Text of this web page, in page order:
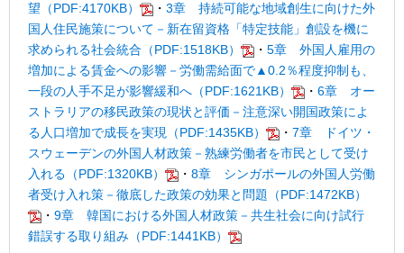
望（PDF:4170KB）
・ 3章 持続可能な地域創生に向けた外
国人住民施策について－新在留資格「特定技能」創設を機に
求められる社会統合（PDF:1518KB）
・ 5章 外国人雇用の
増加による賃金への影響－労働需給面で▲0.2％程度抑制も、
一段の人手不足が影響緩和へ（PDF:1621KB）
・ 6章 オー
ストラリアの移民政策の現状と評価－注意深い開国政策によ
る人口増加で成長を実現（PDF:1435KB）
・ 7章 ドイツ・
スウェーデンの外国人材政策－熟練労働者を市民として受け
入れる（PDF:1320KB）
・ 8章 シンガポールの外国人労働
者受け入れ策－徹底した政策の効果と問題（PDF:1472KB）
・ 9章 韓国における外国人材政策－共生社会に向け試行
錯誤する取り組み（PDF:1441KB）